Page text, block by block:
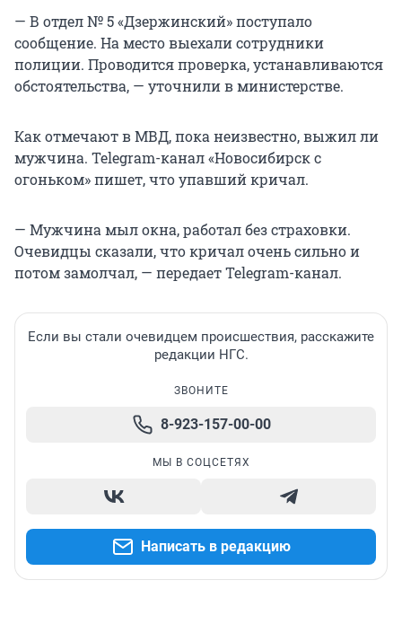
— В отдел № 5 «Дзержинский» поступало
сообщение. На место выехали сотрудники
полиции. Проводится проверка, устанавливаются
обстоятельства, — уточнили в министерстве.
Как отмечают в МВД, пока неизвестно, выжил ли
мужчина. Telegram-канал «Новосибирск с
огоньком» пишет, что упавший кричал.
— Мужчина мыл окна, работал без страховки.
Очевидцы сказали, что кричал очень сильно и
потом замолчал, — передает Telegram-канал.
Если вы стали очевидцем происшествия, расскажите
редакции НГС.
ЗВОНИТЕ
8-923-157-00-00
МЫ В СОЦСЕТЯХ
Написать в редакцию